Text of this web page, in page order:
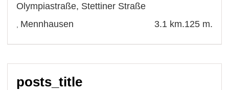
Olympiastraße, Stettiner Straße
125 m.
Mennhausen 3.1 km.
posts_title